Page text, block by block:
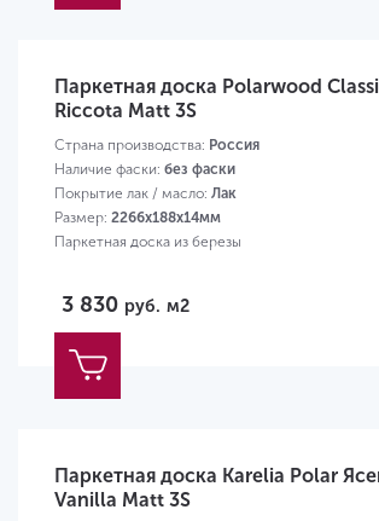
Паркетная доска Polarwood
Riccota Matt 3S
Страна производства: Россия
Наличие фаски: без фаски
Покрытие лак / масло: Лак
Размер: 2266х188х14мм
Паркетная доска из березы
3 830 руб. м2
Паркетная доска Karelia Polar
Vanilla Matt 3S